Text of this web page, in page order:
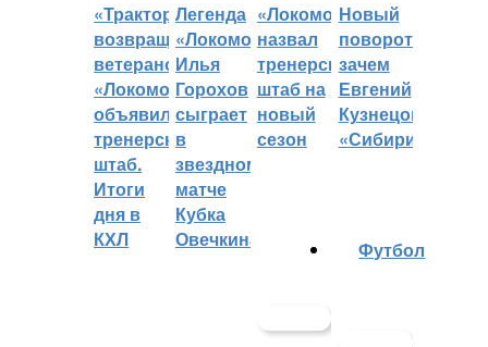
«Трактор»
возвращает
ветеранов,
«Локомотив»
объявил
тренерский
штаб.
Итоги
дня в
КХЛ
Легенда
«Локомотива»
Илья
Горохов
сыграет
в
звездном
матче
Кубка
Овечкина
«Локомотив»
назвал
тренерский
штаб на
новый
сезон
Новый
поворот:
зачем
Евгений
Кузнецов
«Сибири»?
Футбол